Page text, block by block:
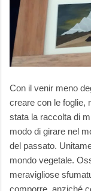
Con il venir meno
creare con le foglie,
stata la raccolta di
modo di girare nel
del passato.
mondo vegetale.
meravigliose
comporre, anziché